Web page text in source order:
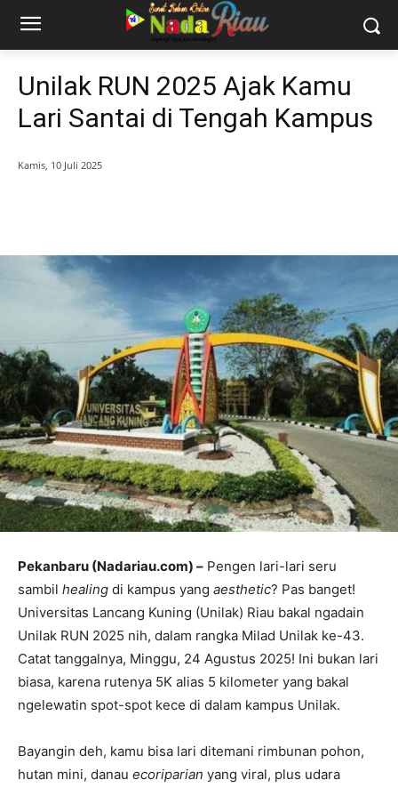
Unilak RUN 2025 Ajak Kamu
Lari Santai di Tengah Kampus
Kamis, 10 Juli 2025
Pekanbaru (Nadariau.com) – Pengen lari-lari seru
sambil healing di kampus yang aesthetic? Pas banget!
Universitas Lancang Kuning (Unilak) Riau bakal ngadain
Unilak RUN 2025 nih, dalam rangka Milad Unilak ke-43.
Catat tanggalnya, Minggu, 24 Agustus 2025! Ini bukan lari
biasa, karena rutenya 5K alias 5 kilometer yang bakal
ngelewatin spot-spot kece di dalam kampus Unilak.
Bayangin deh, kamu bisa lari ditemani rimbunan pohon,
hutan mini, danau ecoriparian yang viral, plus udara